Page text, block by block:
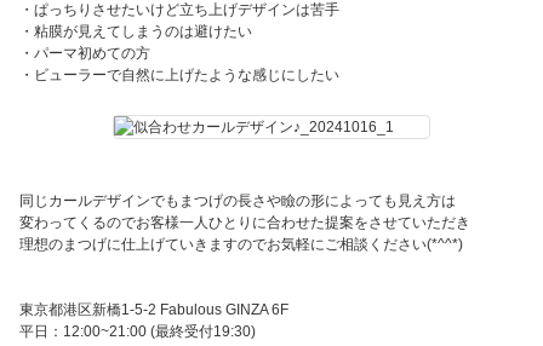
・ぱっちりさせたいけど立ち上げデザインは苦手
・粘膜が見えてしまうのは避けたい
・パーマ初めての方
・ビューラーで自然に上げたような感じにしたい
同じカールデザインでもまつげの長さや瞼の形によっても見え方は
変わってくるのでお客様一人ひとりに合わせた提案をさせていただき
理想のまつげに仕上げていきますのでお気軽にご相談ください(*^^*)
東京都港区新橋1-5-2 Fabulous GINZA 6F
平日：12:00~21:00 (最終受付19:30)